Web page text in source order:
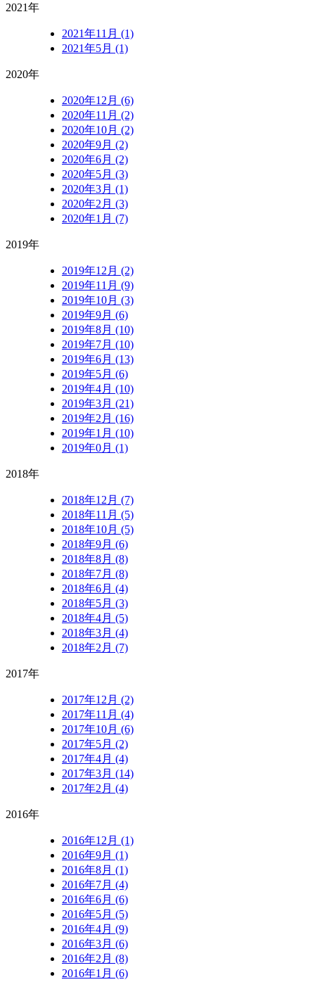
2021年
2021年11月 (1)
2021年5月 (1)
2020年
2020年12月 (6)
2020年11月 (2)
2020年10月 (2)
2020年9月 (2)
2020年6月 (2)
2020年5月 (3)
2020年3月 (1)
2020年2月 (3)
2020年1月 (7)
2019年
2019年12月 (2)
2019年11月 (9)
2019年10月 (3)
2019年9月 (6)
2019年8月 (10)
2019年7月 (10)
2019年6月 (13)
2019年5月 (6)
2019年4月 (10)
2019年3月 (21)
2019年2月 (16)
2019年1月 (10)
2019年0月 (1)
2018年
2018年12月 (7)
2018年11月 (5)
2018年10月 (5)
2018年9月 (6)
2018年8月 (8)
2018年7月 (8)
2018年6月 (4)
2018年5月 (3)
2018年4月 (5)
2018年3月 (4)
2018年2月 (7)
2017年
2017年12月 (2)
2017年11月 (4)
2017年10月 (6)
2017年5月 (2)
2017年4月 (4)
2017年3月 (14)
2017年2月 (4)
2016年
2016年12月 (1)
2016年9月 (1)
2016年8月 (1)
2016年7月 (4)
2016年6月 (6)
2016年5月 (5)
2016年4月 (9)
2016年3月 (6)
2016年2月 (8)
2016年1月 (6)